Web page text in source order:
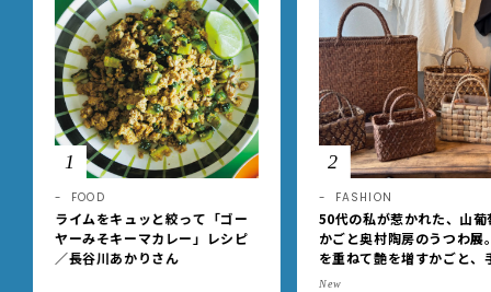
1
FOOD
ライムをキュッと絞って「ゴー
ヤーみそキーマカレー」レシピ
／長谷川あかりさん
2
FASHION
50代の私が惹かれた、山葡
かごと奥村陶房のうつわ展
を重ねて艶を増すかごと、
事の美しさに出会いました
New